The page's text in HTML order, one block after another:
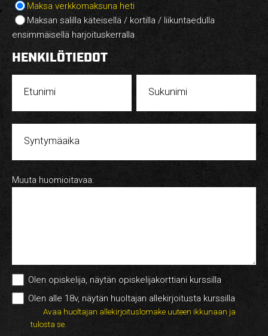
Maksa verkkomaksuna heti
Maksan salilla käteisellä / kortilla / liikuntaedulla
ensimmäisellä harjoituskerralla
HENKILÖTIEDOT
Etunimi Sukunimi
Syntymäaika
Muuta huomioitavaa:
Olen opiskelija, näytän opiskelijakorttiani kurssilla
Olen alle 18v, näytän huoltajan allekirjoitusta kurssilla
Avaa huoltajan allekirjoituslomake uuteen ikkunaan ja
tulosta se.